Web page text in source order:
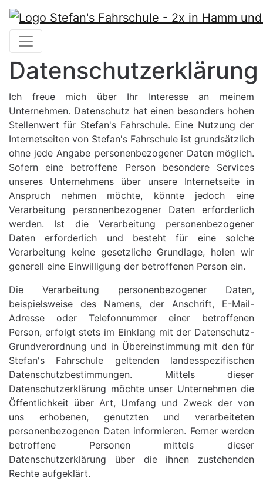
Datenschutzerklärung
Ich freue mich über Ihr Interesse an meinem
Unternehmen. Datenschutz hat einen besonders hohen
Stellenwert für Stefan's Fahrschule. Eine Nutzung der
Internetseiten von Stefan's Fahrschule ist grundsätzlich
ohne jede Angabe personenbezogener Daten möglich.
Sofern eine betroffene Person besondere Services
unseres Unternehmens über unsere Internetseite in
Anspruch nehmen möchte, könnte jedoch eine
Verarbeitung personenbezogener Daten erforderlich
werden. Ist die Verarbeitung personenbezogener
Daten erforderlich und besteht für eine solche
Verarbeitung keine gesetzliche Grundlage, holen wir
generell eine Einwilligung der betroffenen Person ein.
Die Verarbeitung personenbezogener Daten,
beispielsweise des Namens, der Anschrift, E-Mail-
Adresse oder Telefonnummer einer betroffenen
Person, erfolgt stets im Einklang mit der Datenschutz-
Grundverordnung und in Übereinstimmung mit den für
Stefan's Fahrschule geltenden landesspezifischen
Datenschutzbestimmungen. Mittels dieser
Datenschutzerklärung möchte unser Unternehmen die
Öffentlichkeit über Art, Umfang und Zweck der von
uns erhobenen, genutzten und verarbeiteten
personenbezogenen Daten informieren. Ferner werden
betroffene Personen mittels dieser
Datenschutzerklärung über die ihnen zustehenden
Rechte aufgeklärt.